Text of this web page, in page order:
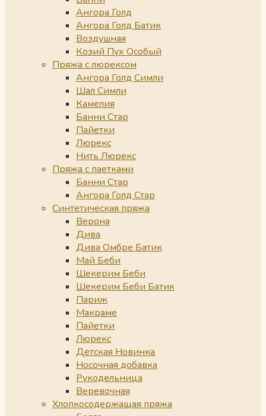
Ангора Голд
Ангора Голд Батик
Воздушная
Козий Пух Особый
Пряжа с люрексом
Ангора Голд Симли
Шал Симли
Камелия
Банни Стар
Пайетки
Люрекс
Нить Люрекс
Пряжа с паетками
Банни Стар
Ангора Голд Стар
Синтетическая пряжа
Верона
Дива
Дива Омбре Батик
Май Беби
Шекерим Беби
Шекерим Беби Батик
Париж
Макраме
Пайетки
Люрекс
Детская Новинка
Носочная добавка
Рукодельница
Веревочная
Хлопкосодержащая пряжа